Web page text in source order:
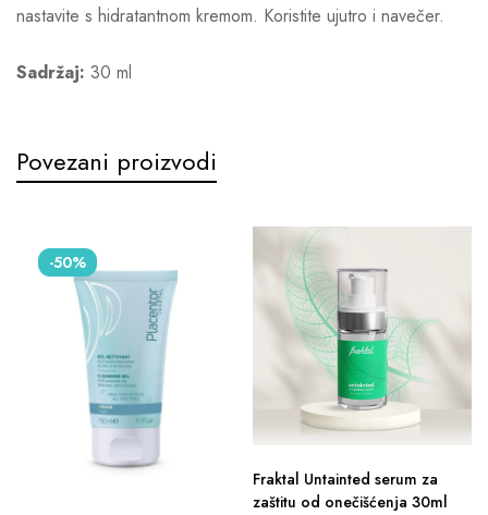
nastavite s hidratantnom kremom. Koristite ujutro i navečer.
Sadržaj: 30 ml
Povezani proizvodi
-50%
Fraktal Untainted serum za
zaštitu od onečišćenja 30ml